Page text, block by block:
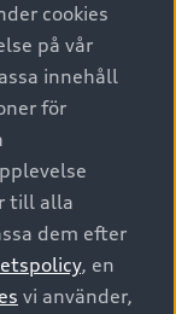
cookies
på vår
innehåll
för
till alla
dem efter
, en
vi använder,